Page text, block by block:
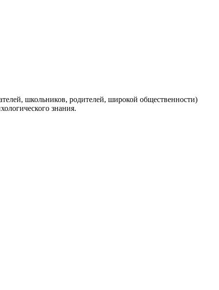
школьников, родителей, широкой общественности)
знания.